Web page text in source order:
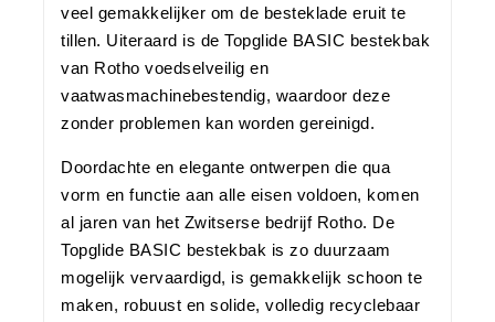
veel gemakkelijker om de besteklade eruit te
tillen. Uiteraard is de Topglide BASIC bestekbak
van Rotho voedselveilig en
vaatwasmachinebestendig, waardoor deze
zonder problemen kan worden gereinigd.
Doordachte en elegante ontwerpen die qua
vorm en functie aan alle eisen voldoen, komen
al jaren van het Zwitserse bedrijf Rotho. De
Topglide BASIC bestekbak is zo duurzaam
mogelijk vervaardigd, is gemakkelijk schoon te
maken, robuust en solide, volledig recyclebaar